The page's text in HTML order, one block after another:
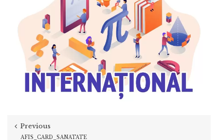
Previous
AFIS_CARD_SANATATE